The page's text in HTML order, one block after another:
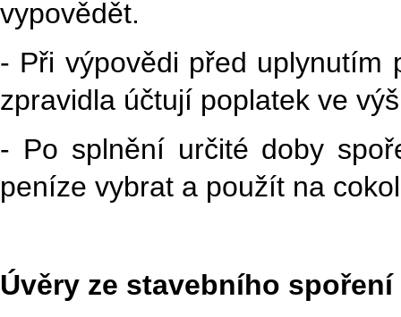
vypovědět.
- Při výpovědi před uplynutím
zpravidla účtují poplatek ve
- Po splnění určité doby
peníze vybrat a použít na
Úvěry ze stavebního spoření